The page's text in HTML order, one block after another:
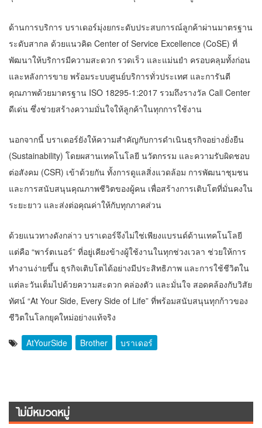
ด้านการบริการ บราเดอร์มุ่งยกระดับประสบการณ์ลูกค้าผ่านมาตรฐาน
ระดับสากล ด้วยแนวคิด Center of Service Excellence (CoSE) ที่
พัฒนาให้บริการมีความสะดวก รวดเร็ว และแม่นยำ ครอบคลุมทั้งก่อน
และหลังการขาย พร้อมระบบศูนย์บริการทั่วประเทศ และการันตี
คุณภาพด้วยมาตรฐาน ISO 18295-1:2017 รวมถึงรางวัล Call Center
ดีเด่น ซึ่งช่วยสร้างความมั่นใจให้ลูกค้าในทุกการใช้งาน
นอกจากนี้ บราเดอร์ยังให้ความสำคัญกับการดำเนินธุรกิจอย่างยั่งยืน
(Sustainability) โดยผสานเทคโนโลยี นวัตกรรม และความรับผิดชอบ
ต่อสังคม (CSR) เข้าด้วยกัน ทั้งการดูแลสิ่งแวดล้อม การพัฒนาชุมชน
และการสนับสนุนคุณภาพชีวิตของผู้คน เพื่อสร้างการเติบโตที่มั่นคงใน
ระยะยาว และส่งต่อคุณค่าให้กับทุกภาคส่วน
ด้วยแนวทางดังกล่าว บราเดอร์จึงไม่ใช่เพียงแบรนด์ด้านเทคโนโลยี
แต่คือ “พาร์ตเนอร์” ที่อยู่เคียงข้างผู้ใช้งานในทุกช่วงเวลา ช่วยให้การ
ทำงานง่ายขึ้น ธุรกิจเติบโตได้อย่างมีประสิทธิภาพ และการใช้ชีวิตใน
แต่ละวันเต็มไปด้วยความสะดวก คล่องตัว และมั่นใจ สอดคล้องกับวิสัย
ทัศน์ “At Your Side, Every Side of Life” ที่พร้อมสนับสนุนทุกก้าวของ
ชีวิตในโลกยุคใหม่อย่างแท้จริง
AtYourSide Brother บราเดอร์
ไม่มีหมวดหมู่